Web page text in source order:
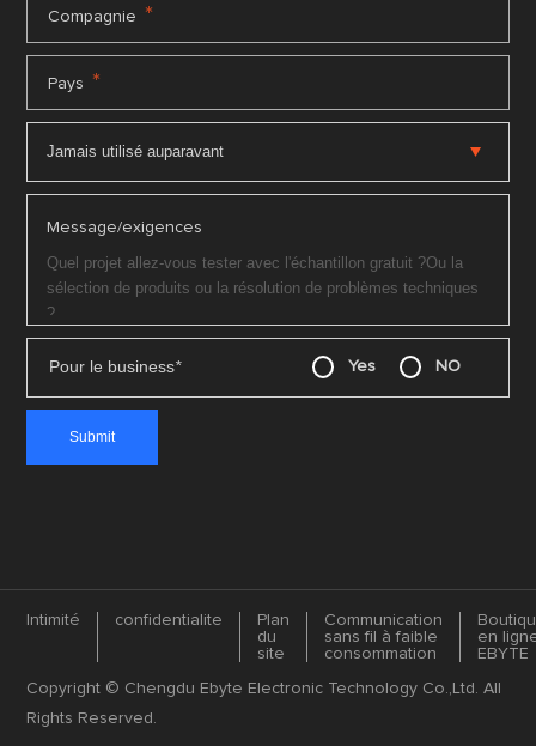
Compagnie *
Pays *
Message/exigences
Pour le business* Yes NO
Intimité confidentialite
Plan
du
site
Communication
sans fil à faible
consommation
en
EBYTE
Copyright © Chengdu Ebyte Electronic Technology Co.,Ltd. All
Rights Reserved.